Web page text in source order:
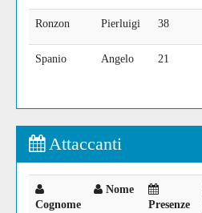
Ronzon Pierluigi 38
Spanio Angelo 21
Attaccanti
Cognome
Nome
Presenze